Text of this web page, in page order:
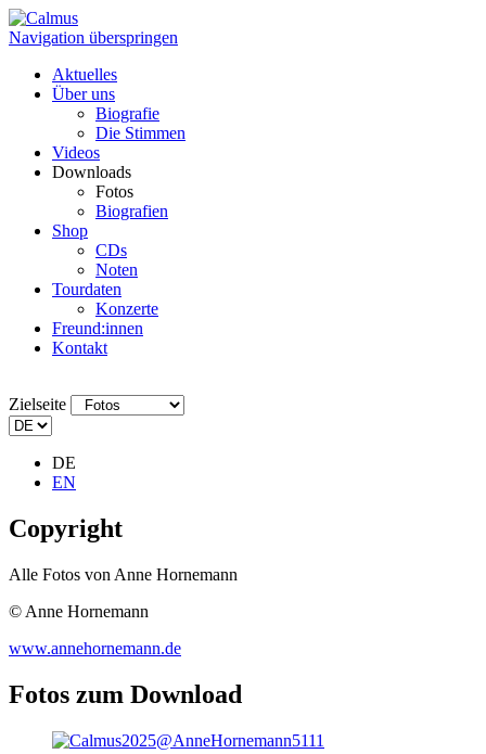
Navigation überspringen
Aktuelles
Über uns
Biografie
Die Stimmen
Videos
Downloads
Fotos
Biografien
Shop
CDs
Noten
Tourdaten
Konzerte
Freund:innen
Kontakt
Zielseite
DE
EN
Copyright
Alle Fotos von Anne Hornemann
© Anne Hornemann
www.annehornemann.de
Fotos zum Download